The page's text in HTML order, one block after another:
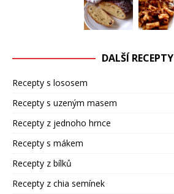
DALŠÍ RECEPTY
Recepty s lososem
Recepty s uzeným masem
Recepty z jednoho hrnce
Recepty s mákem
Recepty z bílků
Recepty z chia semínek